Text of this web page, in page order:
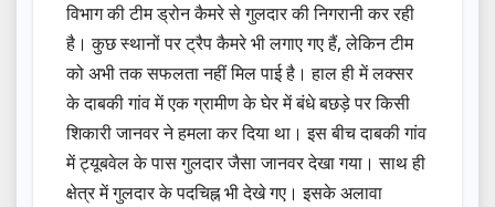
विभाग की टीम ड्रोन कैमरे से गुलदार की निगरानी कर रही
है। कुछ स्थानों पर ट्रैप कैमरे भी लगाए गए हैं, लेकिन टीम
को अभी तक सफलता नहीं मिल पाई है। हाल ही में लक्सर
के दाबकी गांव में एक ग्रामीण के घेर में बंधे बछड़े पर किसी
शिकारी जानवर ने हमला कर दिया था। इस बीच दाबकी गांव
में ट्यूबवेल के पास गुलदार जैसा जानवर देखा गया। साथ ही
क्षेत्र में गुलदार के पदचिह्न भी देखे गए। इसके अलावा